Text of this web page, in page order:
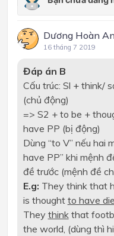
Dương Hoàn
16 tháng 7 2019
Đáp án B
Cấu trúc: Sl + think/
(chủ động)
=> S2 + to be +
have PP (bị động)
Dùng “to V” nếu hai
have PP” khi mệnh
đề trước (mệnh đề
E.g: They think that
is thought to have
They thinkthat
the world, (dùng thì